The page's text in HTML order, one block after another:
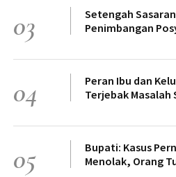
03
Setengah
Penimbangan
04
Peran Ibu dan
Terjebak Masalah
05
Bupati: Kasus
Menolak, Orang